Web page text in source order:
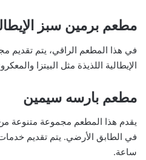
مطعم برمين سبز
في هذا المطعم الراقي، يتم تقديم
الإيطالية اللذيذة مثل البيتزا
مطعم بارسه سيمين
يقدم هذا المطعم مجموعة متنوعة من
ساعة.